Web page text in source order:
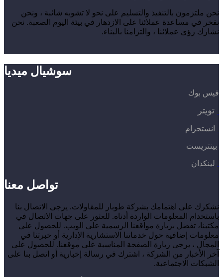
نحن ملتزمون بالتنفيذ والتسليم على نحو لا تشوبه شائبة ، ونحن
نفخر في مساعدة عملائنا على الازدهار في بيئة اليوم الصعبة. نحن
نشارك رؤى عملائنا ، والتزامنا بالبناء.
سوشيال ميديا
فيس بوك
تويتر
انستجرام
بينتريست
لينكدان
تواصل معنا
نشكرك على اهتمامك بشركة طوبار للمقاولات. يرجى الاتصال بنا
باستخدام المعلومات الواردة أدناه. للعثور على جهات الاتصال في
مكتبنا، تفضل بزيارة مواقعنا الرسمية على الويب. للحصول على
معلومات إضافية حول خدماتنا الاستشارية الإدارية أو خبرتنا في
المجال ، يرجى زيارة الصفحة المناسبة على موقعنا. للحصول على
آخر الأخبار من الشركة ، اشترك في رسالة إخبارية أو اتصل بنا على
الشبكات الاجتماعية.